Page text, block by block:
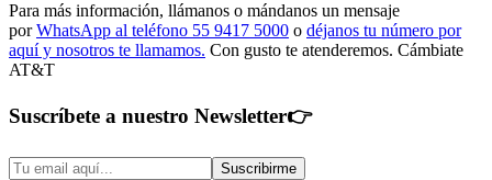
Para más información, llámanos o mándanos un mensaje
porWhatsApp al teléfono 55 9417 5000 o déjanos tu número por
aquí y nosotros te llamamos. Con gusto te atenderemos. Cámbiate
AT&T
Suscríbete a nuestro Newsletter👉
Suscribirme